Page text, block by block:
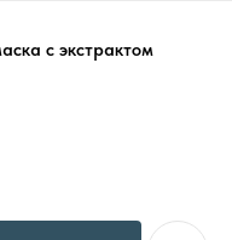
с экстрактом